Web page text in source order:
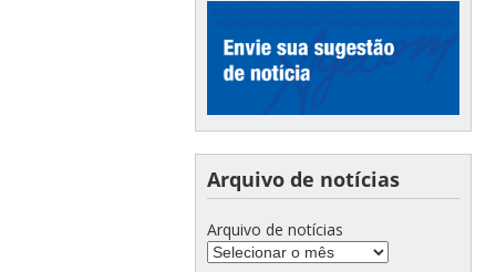
Arquivo de notícias
Arquivo de notícias